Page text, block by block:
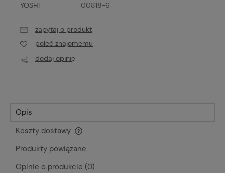
YOSHI 00818-6
zapytaj o produkt
poleć znajomemu
dodaj opinię
Opis
Koszty dostawy
Cena nie zawiera ewentualnych kosztów płatności
Produkty powiązane
Opinie o produkcie (0)